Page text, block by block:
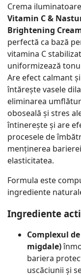
Crema
Vitamin C &
Brightening
perfectă ca bază
vitamina C
uniformizează
Are efect calmant
întărește vasele
eliminarea
oboseală și stres
întinerește și are
procesele de
menținerea
elasticitatea.
Formula este
ingrediente
Ingrediente
Complexul
migdale)
bariera
uscăciunii și